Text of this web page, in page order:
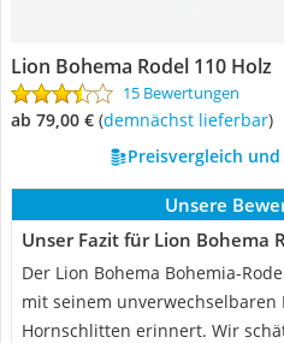
Lion Bohema Rodel 110 Holz
15 Bewertungen
ab 79,00 € ( Demnächst lieferbar)
Preisvergleich
Unsere
Unser Fazit für Lion Bohema
Der Lion Bohema Bohemia-
mit seinem unverwechselbaren
Hornschlitten erinnert. Wir